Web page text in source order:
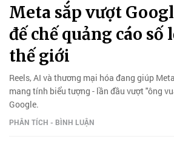
Meta sắp vượt
đế chế quảng cáo số
thế giới
Reels, AI và thương mại hóa đang giúp
mang tính biểu tượng - lần đầu vượt "ông
Google.
PHÂN TÍCH - BÌNH LUẬN